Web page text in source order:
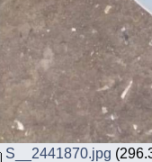
S__2441870.jpg